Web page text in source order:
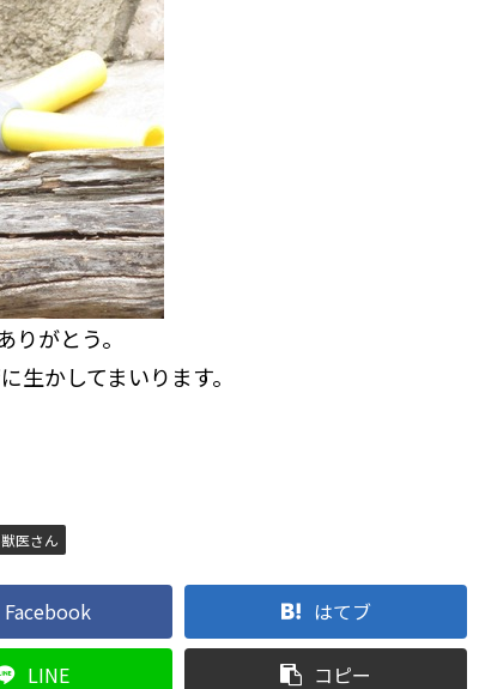
がとう。
生かしてまいります。
獣医さん
Facebook はてブ
LINE コピー